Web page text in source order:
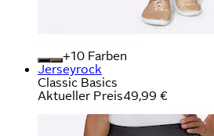
+
Farben
Jerseyrock
Classic Basics
Aktueller Preis49,99 €